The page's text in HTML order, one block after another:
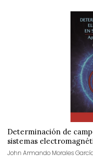
Determinación de
sistemas
John Armando Morales